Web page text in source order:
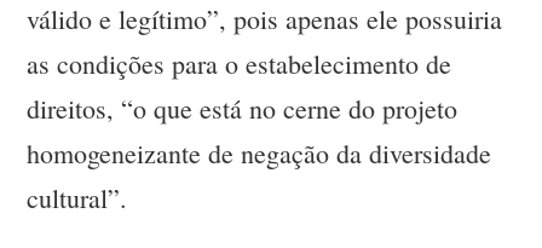
válido e legítimo”, pois apenas ele possuiria
as condições para o estabelecimento de
direitos, “o que está no cerne do projeto
homogeneizante de negação da diversidade
cultural”.